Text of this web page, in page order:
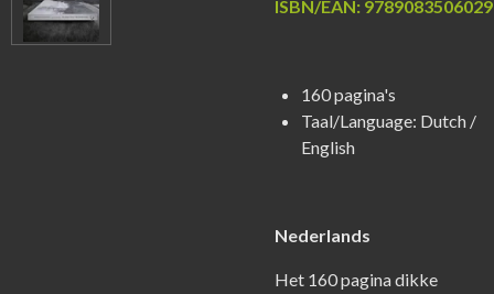
ISBN/EAN: 9789083506029
160 pagina's
Taal/Language: Dutch /
English
Nederlands
Het 160 pagina dikke